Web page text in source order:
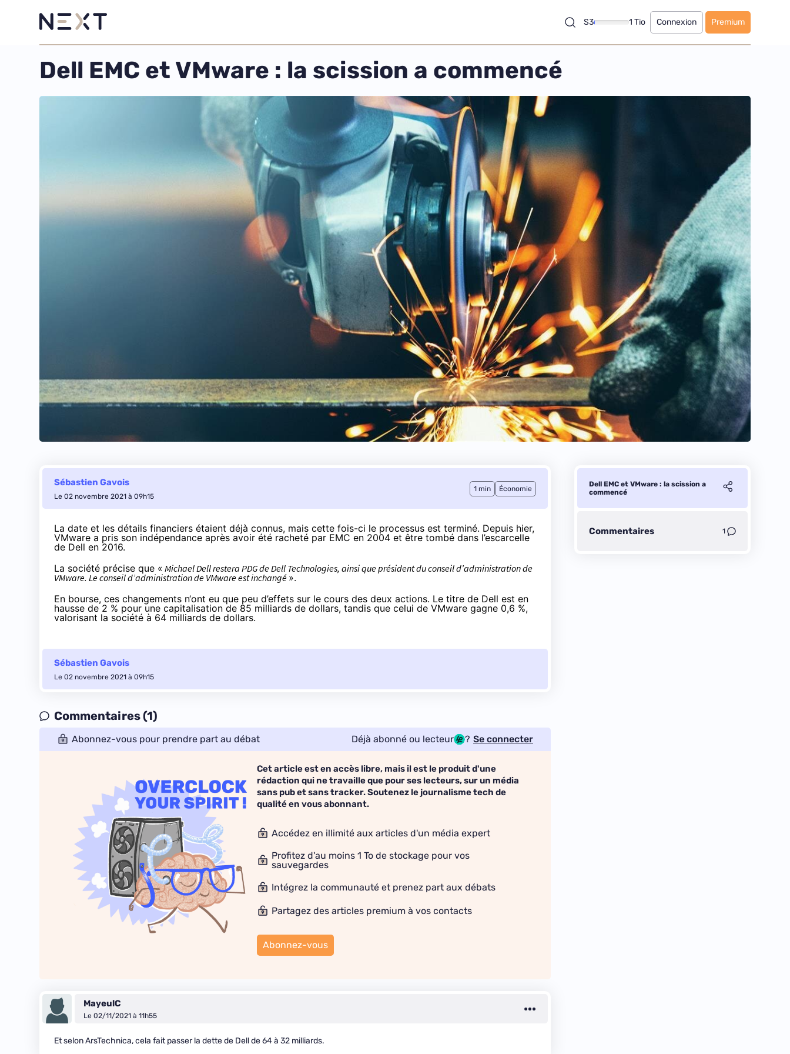
S3 1 Tio Connexion Premium
Dell EMC et VMware : la scission a commencé
Sébastien Gavois
Le 02 novembre 2021 à 09h15
1 min Économie
La date et les détails financiers étaient déjà connus, mais cette fois-ci le processus est terminé. Depuis hier,
VMware a pris son indépendance après avoir été racheté par EMC en 2004 et être tombé dans l’escarcelle
de Dell en 2016.
La société précise que « Michael Dell restera PDG de Dell Technologies, ainsi que président du conseil d’administration de
VMware. Le conseil d’administration de VMware est inchangé ».
En bourse, ces changements n‘ont eu que peu d’effets sur le cours des deux actions. Le titre de Dell est en
hausse de 2 % pour une capitalisation de 85 milliards de dollars, tandis que celui de VMware gagne 0,6 %,
valorisant la société à 64 milliards de dollars.
Sébastien Gavois
Le 02 novembre 2021 à 09h15
Commentaires (1)
Abonnez-vous pour prendre part au débat Déjà abonné ou lecteur ? Se connecter
Cet article est en accès libre, mais il est le produit d'une
rédaction qui ne travaille que pour ses lecteurs, sur un média
sans pub et sans tracker. Soutenez le journalisme tech de
qualité en vous abonnant.
Accédez en illimité aux articles d'un média expert
Profitez d'au moins 1 To de stockage pour vos
sauvegardes
Intégrez la communauté et prenez part aux débats
Partagez des articles premium à vos contacts
Abonnez-vous
MayeulC
Le 02/11/2021 à 11h55
Et selon ArsTechnica, cela fait passer la dette de Dell de 64 à 32 milliards.
Dell EMC et VMware : la scission a
commencé
Commentaires 1